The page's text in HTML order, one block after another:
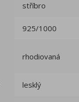
stříbro
925/1000
rhodiovaná
lesklý